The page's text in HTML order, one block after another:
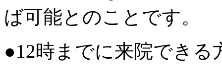
ば可能とのことです。
●12時までに来院できる